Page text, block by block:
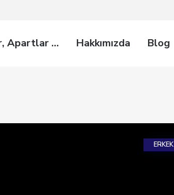
Apartlar … Hakkımızda Blog
ERKEK